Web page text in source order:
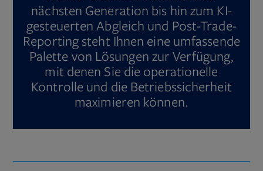
nächsten Generation bis hin zum KI-
gesteuerten Abgleich und Post-Trade-
Reporting steht Ihnen eine umfassende
Palette von Lösungen zur Verfügung,
mit denen Sie die operationelle
Kontrolle und die Betriebssicherheit
maximieren können.